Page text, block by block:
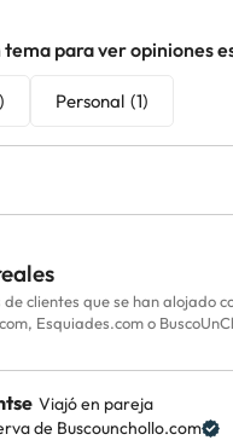
tema para ver opiniones
Personal (1)
de clientes que se han alojado
Esquiades.com o
Viajó en pareja
de Buscounchollo.com